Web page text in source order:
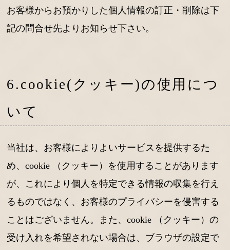
お客様からお預かりした個人情報の訂正・削除は下
記の問合せ先よりお知らせ下さい。
6.cookie(クッキー)の使用につ
いて
当社は、お客様によりよいサービスを提供するた
め、cookie （クッキー）を使用することがあります
が、これにより個人を特定できる情報の収集を行え
るものではなく、お客様のプライバシーを侵害する
ことはございません。また、cookie （クッキー）の
受け入れを希望されない場合は、ブラウザの設定で